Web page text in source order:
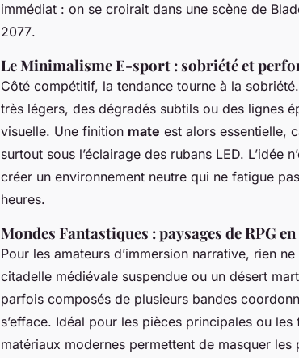
immédiat : on se croirait dans une scène de
2077.
Le Minimalisme E-sport : sobriété et
Côté compétitif, la tendance tourne à la
très légers, des dégradés subtils ou des lignes
visuelle. Une finition mate est alors essentielle,
surtout sous l’éclairage des rubans LED. L’idée
créer un environnement neutre qui ne fatigue
heures.
Mondes Fantastiques : paysages de RPG
Pour les amateurs d’immersion narrative, rien
citadelle médiévale suspendue ou un désert
parfois composés de plusieurs bandes
s’efface. Idéal pour les pièces principales ou
matériaux modernes permettent de masquer